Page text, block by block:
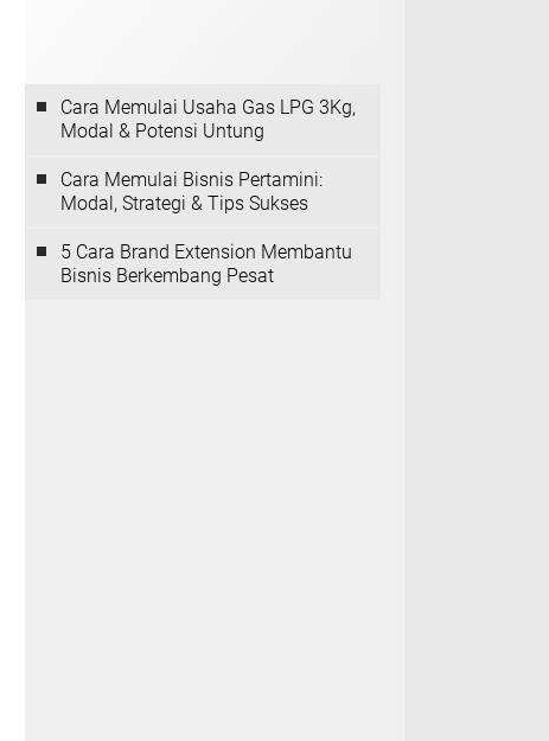
Cara Memulai Usaha Gas LPG 3Kg,
Modal & Potensi Untung
Cara Memulai Bisnis Pertamini:
Modal, Strategi & Tips Sukses
5 Cara Brand Extension Membantu
Bisnis Berkembang Pesat